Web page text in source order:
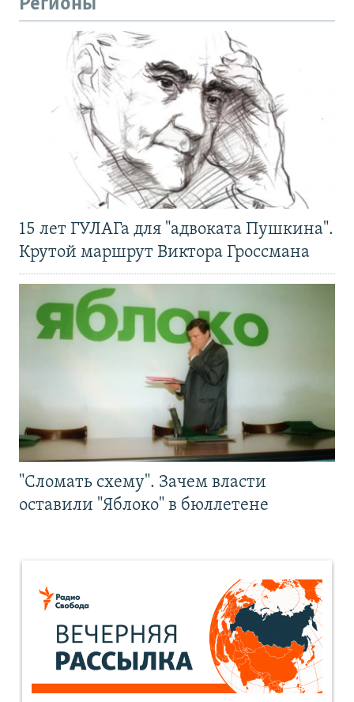
15 лет ГУЛАГа для "адвоката Пушкина".
Крутой маршрут Виктора Гроссмана
"Сломать схему". Зачем власти
оставили "Яблоко" в бюллетене